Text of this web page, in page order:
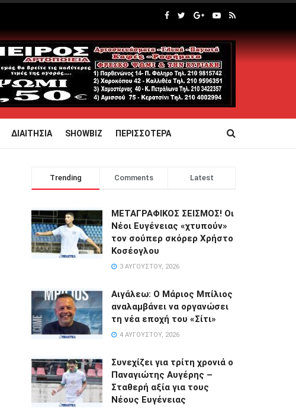
ΔΙΑΙΤΗΣΙΑ SHOWBIZ ΠΕΡΙΣΣΟΤΕΡΑ
Trending Comments Latest
ΜΕΤΑΓΡΑΦΙΚΟΣ ΣΕΙΣΜΟΣ! Οι
Νέοι Ευγένειας «χτυπούν»
τον σούπερ σκόρερ Χρήστο
Κοσέογλου
3 ΑΥΓΟΎΣΤΟΥ, 2026
Αιγάλεω: Ο Μάριος Μπίλιος
αναλαμβάνει να οργανώσει
τη νέα εποχή του «Σίτι»
4 ΑΥΓΟΎΣΤΟΥ, 2026
Συνεχίζει για τρίτη χρονιά ο
Παναγιώτης Αυγέρης –
Σταθερή αξία για τους
Νέους Ευγένειας